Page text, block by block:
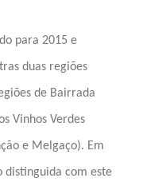
para 2015 e
duas regiões
de Bairrada
Vinhos Verdes
e Melgaço). Em
distinguida com este